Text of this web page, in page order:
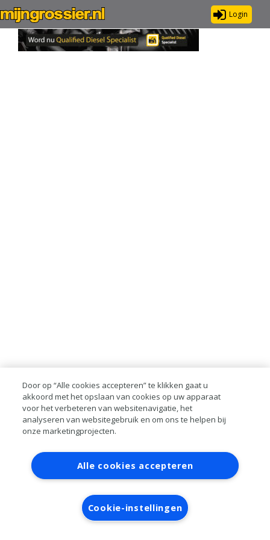
Login
Contact Account aanvragen
Inloggen
RAI bestanden
Privacy
Algemene
voorwaarden
Verwerkersovereenkomst
Door op “Alle cookies accepteren” te klikken gaat u
akkoord met het opslaan van cookies op uw apparaat
voor het verbeteren van websitenavigatie, het
analyseren van websitegebruik en om ons te helpen bij
onze marketingprojecten.
Alle cookies accepteren
Cookie-instellingen